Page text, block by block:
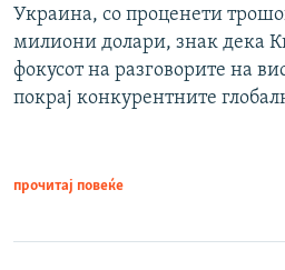
Украина, со проценети
милиони долари, знак дека
фокусот на разговорите на
покрај конкурентните
прочитај повеќе